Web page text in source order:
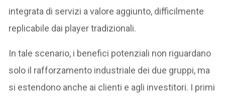
integrata di servizi a valore aggiunto, difficilmente
replicabile dai player tradizionali.
In tale scenario, i benefici potenziali non riguardano
solo il rafforzamento industriale dei due gruppi, ma
si estendono anche ai clienti e agli investitori. I primi